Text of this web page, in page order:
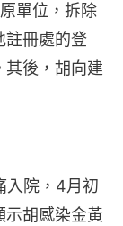
單位，拆除
註冊處的登
其後，胡向建
入院，4月初
示胡感染金黃